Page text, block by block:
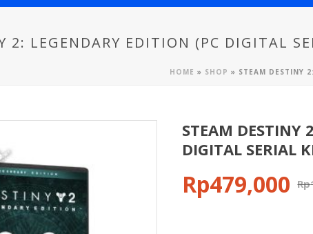
2: LEGENDARY EDITION (PC DIGITAL
HOME » SHOP » STEAM DESTINY
STEAM DESTINY
DIGITAL SERIAL
Rp
Rp479,000